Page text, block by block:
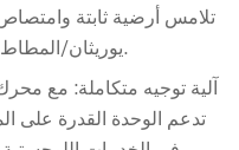
تلامس أرضية ثابتة
يوريثان/المطاط التي توفر المتانة واللف السلس.
آلية توجيه متكاملة: مع
تدعم الوحدة القدرة على